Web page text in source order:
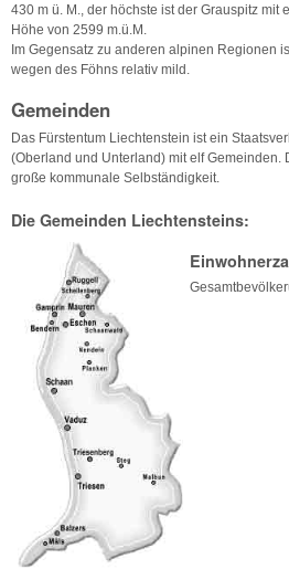
430 m ü. M., der höchste ist der Grauspitz mit
Höhe von 2599 m.ü.M.
Im Gegensatz zu anderen alpinen Regionen
wegen des Föhns relativ mild.
Gemeinden
Das Fürstentum Liechtenstein ist ein
(Oberland und Unterland) mit elf Gemeinden.
große kommunale Selbständigkeit.
Die Gemeinden Liechtensteins: